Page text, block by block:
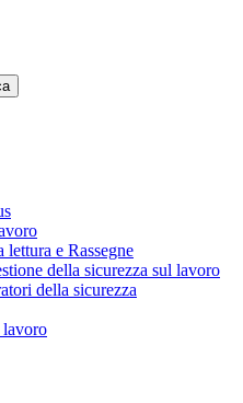
e Rassegne
della sicurezza sul lavoro
della sicurezza
lavoro